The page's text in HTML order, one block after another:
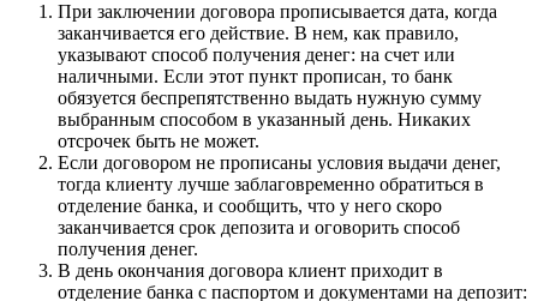
При заключении договора прописывается дата, когда
заканчивается его действие. В нем, как правило,
указывают способ получения денег: на счет или
наличными. Если этот пункт прописан, то банк
обязуется беспрепятственно выдать нужную сумму
выбранным способом в указанный день. Никаких
отсрочек быть не может.
Если договором не прописаны условия выдачи денег,
тогда клиенту лучше заблаговременно обратиться в
отделение банка, и сообщить, что у него скоро
заканчивается срок депозита и оговорить способ
получения денег.
В день окончания договора клиент приходит в
отделение банка с паспортом и документами на депозит: